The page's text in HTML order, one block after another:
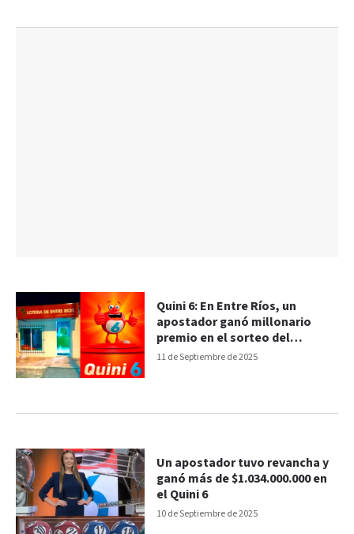
11 de Septiembre de 2025
Quini 6: En Entre Ríos, un
apostador ganó millonario
premio en el sorteo del
miércoles
10 de Septiembre de 2025
Un apostador tuvo revancha y
ganó más de $1.034.000.000 en
el Quini 6